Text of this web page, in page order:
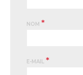
NOM *
E-MAIL *